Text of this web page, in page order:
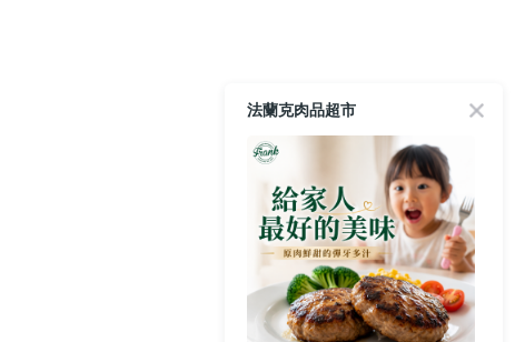
法蘭克肉品超市